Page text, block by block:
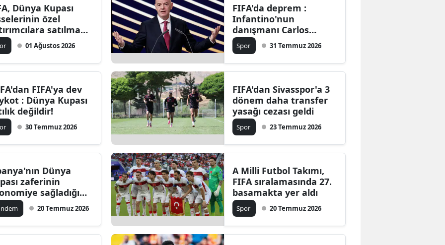
Burdur
Bursa
Çanakkale
Çankırı
Çorum
Diyarbakır
Edirne
Elazığ
Erzincan
Erzurum
Eskişehir
Dünya Kupası
özel
satılma
durdurdu
01 Ağustos 2026
FIFA'da deprem :
Infantino'nun
danışmanı Carlos
Cordeiro istifa etti
Spor 31 Temmuz 2026
FIFA'ya dev
: Dünya Kupası
değildir!
30 Temmuz 2026
FIFA'dan Sivasspor'a 3
dönem daha transfer
yasağı cezası geldi
Spor 23 Temmuz 2026
Dünya
zaferinin
sağladığı
neler?20 Temmuz 2026
A Milli Futbol Takımı,
FIFA sıralamasında 27.
basamakta yer aldı
Spor 20 Temmuz 2026